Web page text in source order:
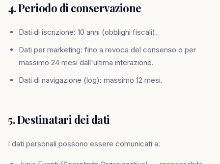
4. Periodo di conservazione
Dati di iscrizione: 10 anni (obblighi fiscali).
Dati per marketing: fino a revoca del consenso o per
massimo 24 mesi dall'ultima interazione.
Dati di navigazione (log): massimo 12 mesi.
5. Destinatari dei dati
I dati personali possono essere comunicati a: